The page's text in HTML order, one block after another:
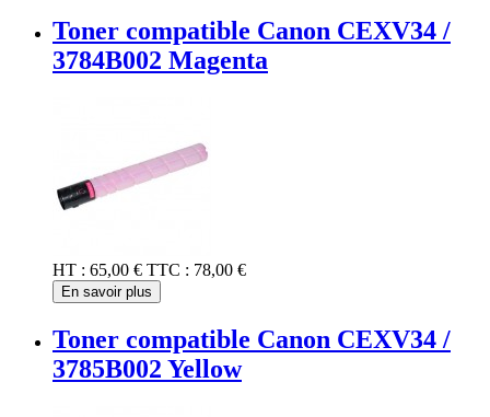
Toner compatible Canon CEXV34 /
3784B002 Magenta
HT : 65,00 € TTC : 78,00 €
En savoir plus
Toner compatible Canon CEXV34 /
3785B002 Yellow